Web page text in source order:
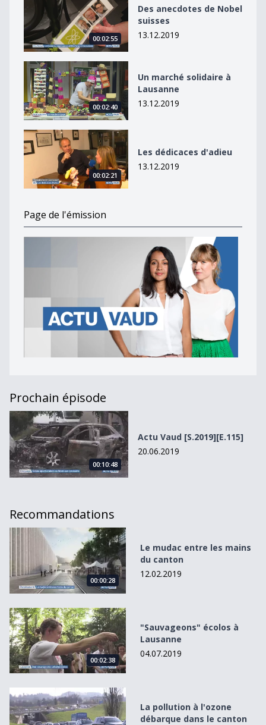
00:02:55
Des anecdotes de Nobel
suisses
13.12.2019
Un marché solidaire à Lausanne
00:02:40
Un marché solidaire à
Lausanne
13.12.2019
Les dédicaces d&#039;adieu
00:02:21
Les dédicaces d'adieu
13.12.2019
Page de l'émission
Prochain épisode
Actu Vaud [S.2019][E.115]
00:10:48
Actu Vaud [S.2019][E.115]
20.06.2019
Recommandations
Le mudac entre les mains du canton
00:00:28
Le mudac entre les mains
du canton
12.02.2019
&quot;Sauvageons&quot; écolos à Lausanne
00:02:38
"Sauvageons" écolos à
Lausanne
04.07.2019
La pollution à l&#039;ozone débarque dans le canton
La pollution à l'ozone
débarque dans le canton